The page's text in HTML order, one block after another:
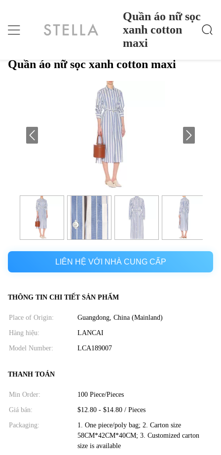
Quần áo nữ sọc
xanh cotton
maxi
Quần Áo Nữ Sọc Xanh Cotton Maxi
Quần áo nữ sọc xanh cotton maxi
LIÊN HỆ VỚI NHÀ CUNG CẤP
THÔNG TIN CHI TIẾT SẢN PHẨM
Place of Origin: Guangdong, China (Mainland)
Hàng hiệu: LANCAI
Model Number: LCA189007
THANH TOÁN
Min Order: 100 Piece/Pieces
Giá bán: $12.80 - $14.80 / Pieces
Packaging:
1. One piece/poly bag; 2. Carton size
58CM*42CM*40CM; 3. Customized carton
size is available